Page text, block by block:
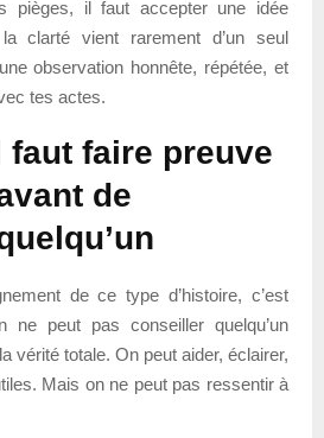
pièges, il faut accepter une idée
clarté vient rarement d’un seul
observation honnête, répétée, et
tes actes.
faire preuve
de
de ce type d’histoire, c’est
ne peut pas conseiller quelqu’un
vérité totale. On peut aider, éclairer,
Mais on ne peut pas ressentir à